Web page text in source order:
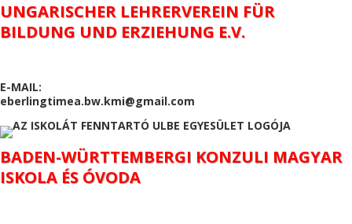
UNGARISCHER LEHRERVEREIN FÜR
BILDUNG UND ERZIEHUNG E.V.
E-MAIL:
eberlingtimea.bw.kmi@gmail.com
BADEN-WÜRTTEMBERGI KONZULI MAGYAR
ISKOLA ÉS ÓVODA